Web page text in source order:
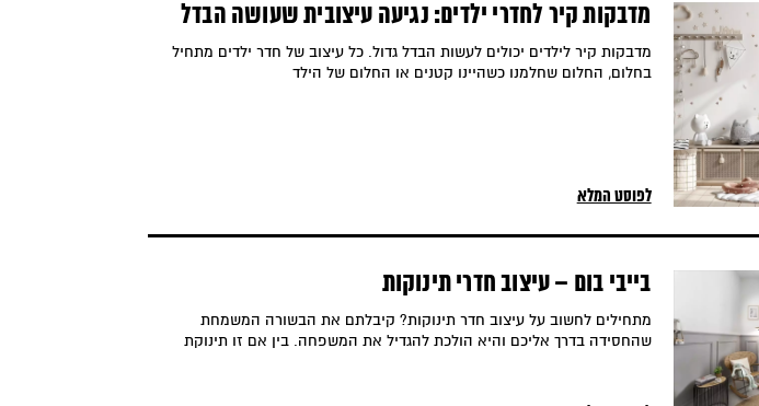
מדבקות קיר לחדרי ילדים: נגיעה עיצובית שעושה הבדל
גדול
מדבקות קיר לילדים יכולים לעשות הבדל גדול. כל עיצוב של חדר ילדים מתחיל
בחלום, החלום שחלמנו כשהיינו קטנים או החלום של הילד
לפוסט המלא
בייבי בום – עיצוב חדרי תינוקות
מתחילים לחשוב על עיצוב חדר תינוקות? קיבלתם את הבשורה המשמחת
שהחסידה בדרך אליכם והיא הולכת להגדיל את המשפחה. בין אם זו תינוקת